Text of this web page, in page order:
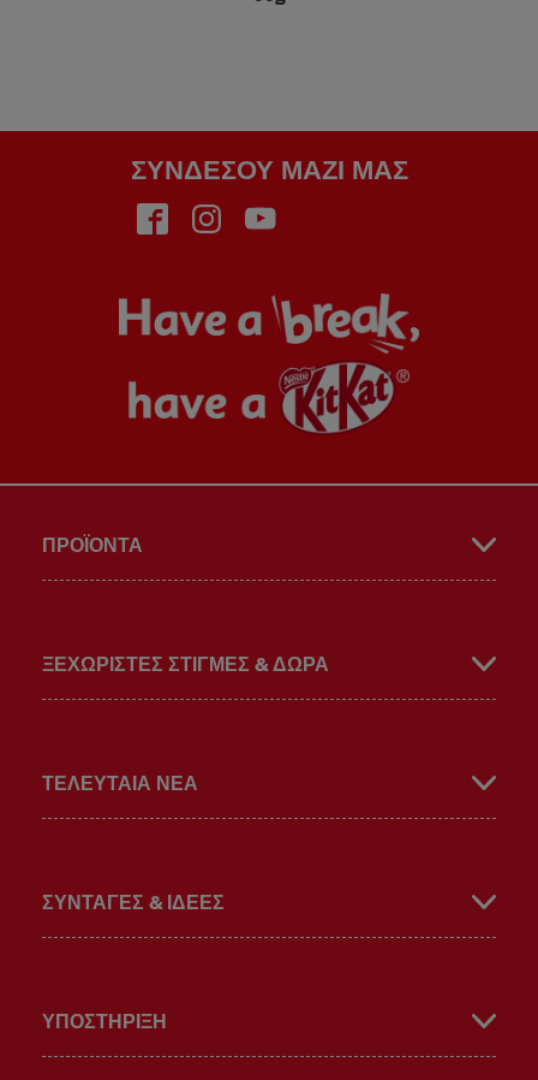
ΣΥΝΔΈΣΟΥ ΜΑΖΊ ΜΑΣ
Face
book
Insta
m
Yout
ΠΡΟΪΌΝΤΑ
ΞΕΧΩΡΙΣΤΕΣ ΣΤΙΓΜΕΣ & ΔΩΡΑ
ΤΕΛΕΥΤΑΙΑ ΝΕΑ
ΣΥΝΤΑΓΈΣ & ΙΔΈΕΣ
ΥΠΟΣΤΉΡΙΞΗ